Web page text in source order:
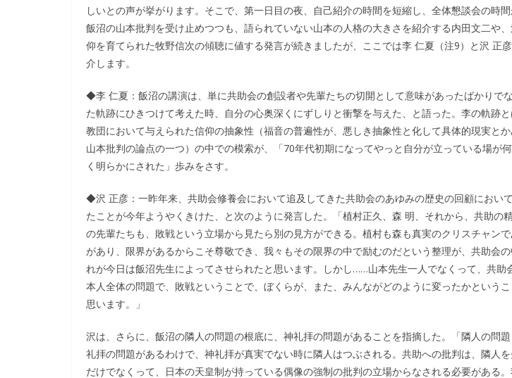
しいとの声が挙がります。そこで、第一日目の夜、自己紹介の時間を短縮し、全体懇談会の時間
飯沼の山本批判を受け止めつつも、語られていない山本の人格の大きさを紹介する内田文二や
仰を育てられた牧野信次の傾聴に値する発言が続きましたが、ここでは李 仁夏（注9）と沢 正
介します。
◆李 仁夏：飯沼の講演は、単に共助会の創設者や先輩たちの切開として意味があったばかりで
た軌跡にひきつけて考えた時、自分の心奥深くにずしりと衝撃を与えた、と語った。李の軌跡
教団において与えられた信仰の抽象性（福音の普遍性が、悪しき抽象性と化して具体的現実と
山本批判の論点の一つ）の中での模索が、「70年代初期になってやっと自分が立っている場が
く明らかにされた」歩みをさす。
◆沢 正彦：一昨年来、共助会修養会において追及してきた共助会のあゆみの歴史の回顧におい
たことが今年ようやくきけた、と次のように発言した。「植村正久、森 明、それから、共助の
の先輩たちも、敗戦という立場から見たら別の見方ができる。植村も森も真実のクリスチャン
があり、限界があるからこそ尊敬でき、我々もその限界の中で励むのだという整理が、共助会
れが今日は飯沼先生によってさせられたと思います。しかし……山本先生一人でなくって、共助
本人全体の問題で、敗戦ということで、ぼくらが、また、みんながどのように変ったかという
思います。」
沢は、さらに、飯沼の隣人の問題の根底に、神礼拝の問題があることを指摘した。「隣人の問
礼拝の問題があるわけで、神礼拝が真実でない時に隣人はつぶされる。共助への批判は、隣人
だけでなくって、日本の天皇制が持っている偶像の強制の批判の立場からなされる必要がある